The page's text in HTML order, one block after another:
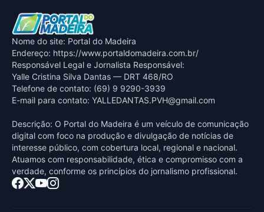
Nome do site: Portal do Madeira
Endereço: https://www.portaldomadeira.com.br/
Responsável Legal e Jornalista Responsável:
Yalle Cristina Silva Dantas — DRT 468/RO
Telefone de contato: (69) 9 9290-3939
E-mail para contato: YALLEDANTAS.PVH@gmail.com
Descrição: O Portal do Madeira é um veículo de comunicação
digital com foco na produção e divulgação de notícias de
interesse público, com cobertura local, regional e nacional.
Atuamos com responsabilidade, ética e compromisso com a
verdade, conforme os princípios do jornalismo profissional.